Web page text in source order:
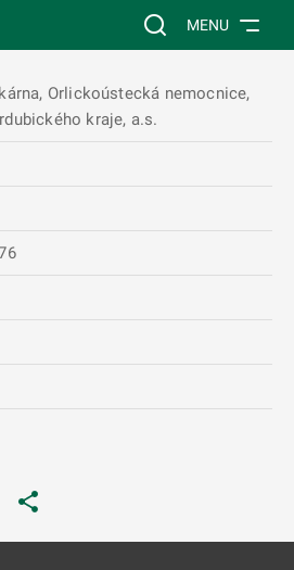
Vyhledávání na
MENU
Orlickoústecká nemocnice,
kraje, a.s.
nové kartě
na nové kartě
se otevře na nové kartě